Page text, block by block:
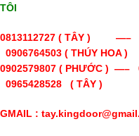
TÔI
0813112727 ( TÂY )
0906764503 ( THÚY HOA )
0902579807 ( PHƯỚC )
0965428528 ( TÂY )
GMAIL :